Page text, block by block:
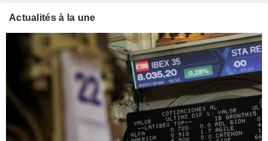
Actualités à la une